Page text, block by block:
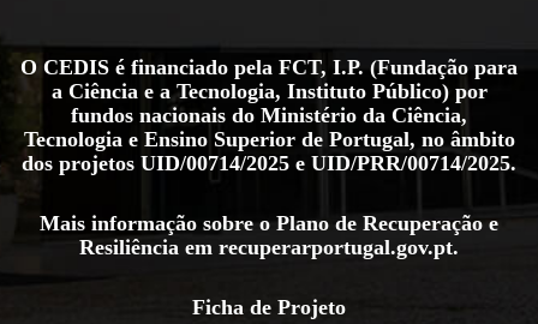
O CEDIS é financiado pela FCT, I.P. (Fundação para
a Ciência e a Tecnologia, Instituto Público) por
fundos nacionais do Ministério da Ciência,
Tecnologia e Ensino Superior de Portugal, no âmbito
dos projetos UID/00714/2025 e UID/PRR/00714/2025.
Mais informação sobre o Plano de Recuperação e
Resiliência em recuperarportugal.gov.pt.
Ficha de Projeto